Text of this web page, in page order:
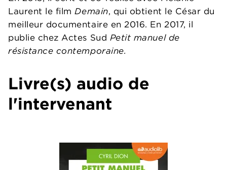
Laurent le filmDemain, qui obtient le César du
meilleur documentaire en 2016. En 2017, il
publie chez Actes Sud Petit manuel de
résistance contemporaine.
Livre(s) audio de
l'intervenant